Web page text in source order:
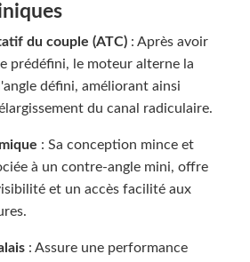
du couple (ATC) : Après avoir
prédéfini, le moteur alterne la
défini, améliorant ainsi
du canal radiculaire.
: Sa conception mince et
à un contre-angle mini, offre
et un accès facilité aux
: Assure une performance